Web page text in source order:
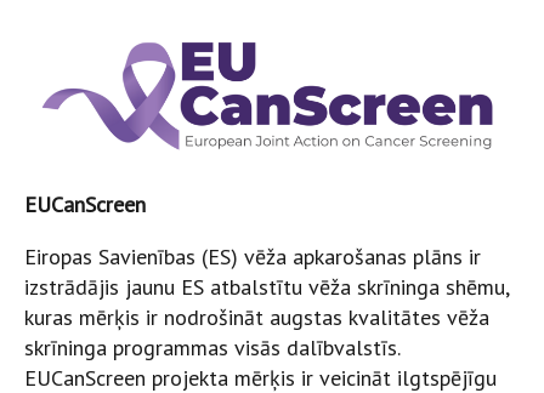
EUCanScreen
Eiropas Savienības (ES) vēža apkarošanas plāns ir
izstrādājis jaunu ES atbalstītu vēža skrīninga shēmu,
kuras mērķis ir nodrošināt augstas kvalitātes vēža
skrīninga programmas visās dalībvalstīs.
EUCanScreen projekta mērķis ir veicināt ilgtspējīgu